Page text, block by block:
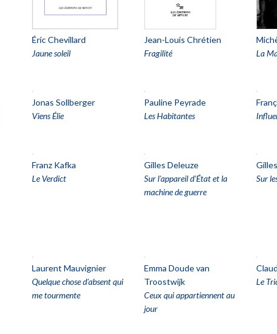
Éric Chevillard
Jaune soleil
Jean-Louis Chrétien
Fragilité
La
Jonas Sollberger
Viens Élie
Pauline Peyrade
Les Habitantes
Franz Kafka
Le Verdict
Gilles Deleuze
Sur l'appareil d'État et la
machine de guerre
Sur
Laurent Mauvignier
Quelque chose d'absent qui
me tourmente
Emma Doude van
Troostwijk
Ceux qui appartiennent au
jour
Le